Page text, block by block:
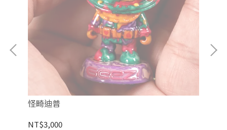
怪畸迪普
NT$3,000